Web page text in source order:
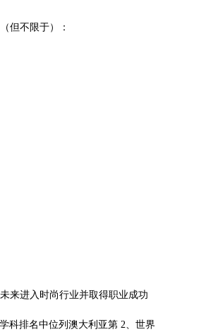
但不限于）：
来进入时尚行业并取得职业成功
科排名中位列澳大利亚第 2、世界